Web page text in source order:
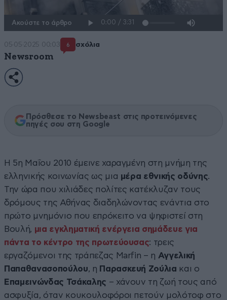
Ακούστε το άρθρο
05·05·2025 00:03 6 σχόλια
Newsroom
Πρόσθεσε το Newsbeast στις προτεινόμενες
πηγές σου στη Google
Η 5η Μαΐου 2010 έμεινε χαραγμένη στη μνήμη της
ελληνικής κοινωνίας ως μια μέρα εθνικής οδύνης.
Την ώρα που χιλιάδες πολίτες κατέκλυζαν τους
δρόμους της Αθήνας διαδηλώνοντας ενάντια στο
πρώτο μνημόνιο που επρόκειτο να ψηφιστεί στη
Βουλή, μια εγκληματική ενέργεια σημάδευε για
πάντα το κέντρο της πρωτεύουσας: τρεις
εργαζόμενοι της τράπεζας Marfin – η Αγγελική
Παπαθανασοπούλου, η Παρασκευή Ζούλια και ο
Επαμεινώνδας Τσάκαλης – χάνουν τη ζωή τους από
ασφυξία, όταν κουκουλοφόροι πετούν μολότοφ στο